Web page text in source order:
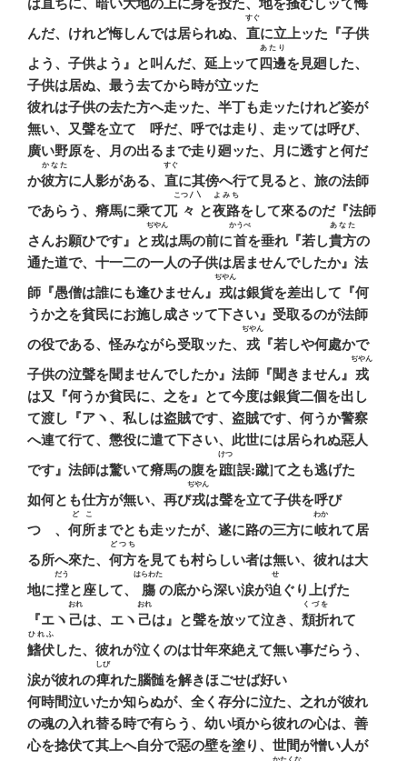
んだ、けれど悔しんでは居られぬ、 直
すぐ
に立上ッた『子供
よう、子供よう』と叫んだ、延上ッて四邊
あたり
を見廻した、
子供は居ぬ、最う去てから時が立ッた
彼れは子供の去た方へ走ッた、半丁も走ッたけれど姿が
無い、又聲を立てゝ呼だ、呼では走り、走ッては呼び、
廣い野原を、月の出るまで走り廻ッた、月に透すと何だ
か彼方
かなた
に人影がある、 直
すぐ
に其傍へ行て見ると、旅の法師
であらう、瘠馬に乘て兀 々
こつ〳〵
と夜路
よみち
をして來るのだ『法師
さんお願ひです』と戎
ぢやん
は馬の前に首
かうべ
を垂れ『若し貴方
あなた
の
通た道で、十一二の一人の子供は居ませんでしたか』法
師『愚僧は誰にも逢ひません』 戎
ぢやん
は銀貨を差出して『何
うか之を貧民にお施し成さッて下さい』受取るのが法師
の役である、怪みながら受取ッた、 戎
ぢやん
『若しや何處かで
子供の泣聲を聞ませんでしたか』法師『聞きません』 戎
ぢやん
は又『何うか貧民に、之を』とて今度は銀貨二個を出し
て渡し『アヽ、私しは盗賊です、盗賊です、何うか警察
へ連て行て、懲役に遣て下さい、此世には居られぬ惡人
です』法師は驚いて瘠馬の腹を蹠
けつ
[誤:蹴]て之も逃げた
如何とも仕方が無い、再び戎
ぢやん
は聲を立て子供を呼び
つゝ、 何所
どこ
までとも走ッたが、遂に路の三方に岐
わか
れて居
る所へ來た、 何方
どつち
を見ても村らしい者は無い、彼れは大
地に摚
だう
と座して、 膓
はらわた
の底から深い涙が迫
せ
ぐり上げた
『エヽ己
おれ
は、エヽ己
おれ
は』と聲を放ッて泣き、 頽折
くづを
れて
鰭伏
ひれふ
した、彼れが泣くのは廿年來絶えて無い事だらう、
涙が彼れの痺
しび
れた腦髄を解きほごせば好い
何時間泣いたか知らぬが、全く存分に泣た、之れが彼れ
の魂の入れ替る時で有らう、幼い頃から彼れの心は、善
心を捻伏て其上へ自分で惡の壁を塗り、世間が憎い人が